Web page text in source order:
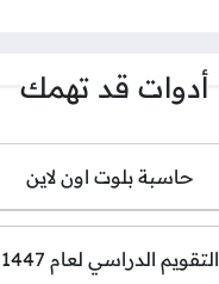
أدوات قد تهمك
حاسبة بلوت اون لاين
التقويم الدراسي لعام 1447